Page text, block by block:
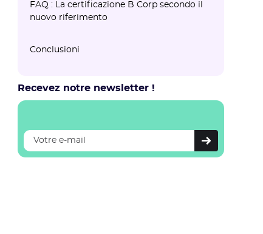
FAQ : La certificazione B Corp secondo il
nuovo riferimento
Conclusioni‍
Recevez notre newsletter !